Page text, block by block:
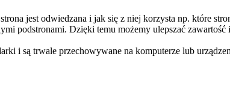
jest odwiedzana i jak się z niej korzysta np. które
podstronami. Dzięki temu możemy ulepszać
i są trwale przechowywane na komputerze lub